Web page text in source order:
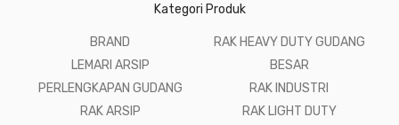
Kategori Produk
BRAND
LEMARI ARSIP
PERLENGKAPAN GUDANG
RAK ARSIP
RAK HEAVY DUTY GUDANG
BESAR
RAK INDUSTRI
RAK LIGHT DUTY